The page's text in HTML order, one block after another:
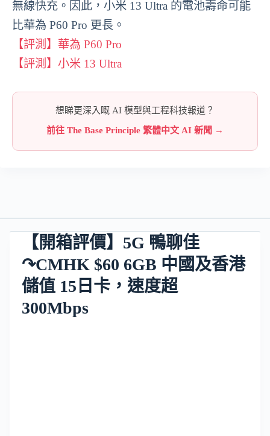
無線快充。因此，小米 13 Ultra 的電池壽命可能
比華為 P60 Pro 更長。
【評測】華為 P60 Pro
【評測】小米 13 Ultra
想睇更深入嘅 AI 模型與工程科技報道？
前往 The Base Principle 繁體中文 AI 新聞 →
【開箱評價】5G 鴨聊佳
↷CMHK $60 6GB 中國及香港
儲值 15日卡，速度超
300Mbps